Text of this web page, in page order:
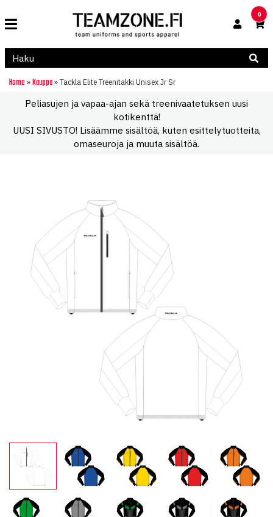
0
Home » Kauppa » Tackla Elite Treenitakki Unisex Jr Sr
Peliasujen ja vapaa-ajan sekä treenivaatetuksen uusi
kotikenttä!
UUSI SIVUSTO! Lisäämme sisältöä, kuten esittelytuotteita,
omaseuroja ja muuta sisältöä.